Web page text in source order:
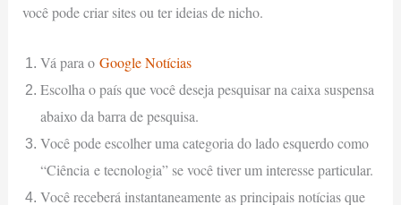
você pode criar sites ou ter ideias de nicho.
Vá para o Google Notícias
Escolha o país que você deseja pesquisar na caixa suspensa
abaixo da barra de pesquisa.
Você pode escolher uma categoria do lado esquerdo como
“Ciência e tecnologia” se você tiver um interesse particular.
Você receberá instantaneamente as principais notícias que